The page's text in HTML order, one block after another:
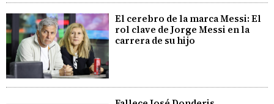
El cerebro de la marca Messi: El
rol clave de Jorge Messi en la
carrera de su hijo